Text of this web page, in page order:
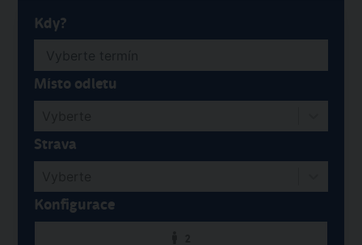
Kdy?
Místo odletu
Strava
Konfigurace